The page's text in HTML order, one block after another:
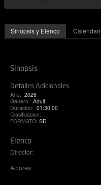
Sinopsis y Elenco
Sinopsis
Detalles Adicionales
Año: 2026
Género: Adult
Duración: 01:30:00
Clasificacion:
FORMATO: SD
Elenco
Director:
Actores: